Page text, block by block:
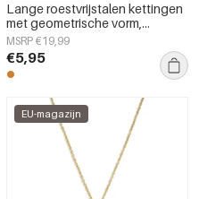
Lange roestvrijstalen kettingen
met geometrische vorm,
eenvoudige, alledaagse serie,
dames sieraden
MSRP €19,99
€5,95
EU-magazijn